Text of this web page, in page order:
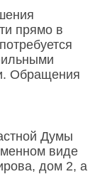
прямо в
Обращения
Думы
виде
дом 2, а